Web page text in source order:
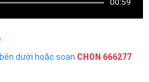
00:59
bên dưới hoặc soạn CHON 666277